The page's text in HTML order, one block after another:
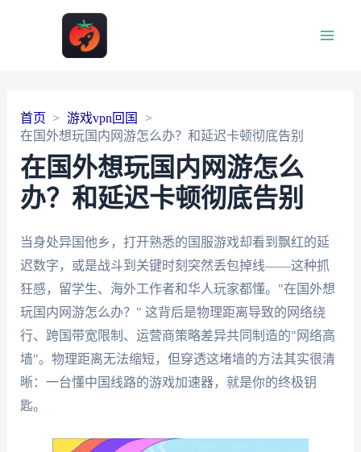
首页
游戏vpn回国
在国外想玩国内网游怎么办？和延迟卡顿彻底告别
在国外想玩国内网游怎么
办？和延迟卡顿彻底告别
当身处异国他乡，打开熟悉的国服游戏却看到飘红的延
迟数字，或是战斗到关键时刻突然丢包掉线——这种抓
狂感，留学生、海外工作者和华人玩家都懂。"在国外想
玩国内网游怎么办？" 这背后是物理距离导致的网络绕
行、跨国带宽限制、运营商策略差异共同制造的"网络高
墙"。物理距离无法缩短，但穿透这堵墙的方法其实很清
晰：一台懂中国线路的游戏加速器，就是你的终极钥
匙。